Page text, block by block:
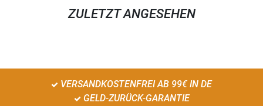
ZULETZT ANGESEHEN
VERSANDKOSTENFREI AB 99€ IN DE
GELD-ZURÜCK-GARANTIE